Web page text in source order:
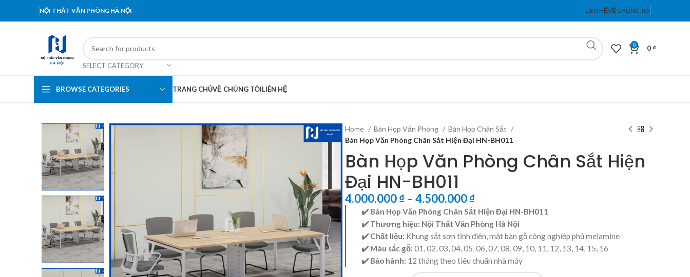
NỘI THẤT VĂN PHÒNG HÀ NỘI LIÊN HỆVỀ CHÚNG TÔI
SELECT CATEGORY
0 0₫
BROWSE CATEGORIES TRANG CHỦVỀ CHÚNG TÔILIÊN HỆ
Home Bàn Họp Văn Phòng
Bàn Họp Chân Sắt
Bàn Họp Văn Phòng Chân Sắt Hiện Đại HN-BH011
Bàn Họp Văn Phòng Chân Sắt Hiện
Đại HN-BH011
4.000.000₫ – 4.500.000₫
✔️ Bàn Họp Văn Phòng Chân Sắt Hiện Đại HN-BH011
✔️ Thương hiệu: Nội Thất Văn Phòng Hà Nội
✔️ Chất liệu: Khung sắt sơn tĩnh điện, mặt bàn gỗ công nghiệp phủ melamine
✔️ Màu sắc gỗ: 01, 02, 03, 04, 05, 06, 07, 08, 09, 10, 11, 12, 13, 14, 15, 16
✔️ Bảo hành: 12 tháng theo tiêu chuẩn nhà máy